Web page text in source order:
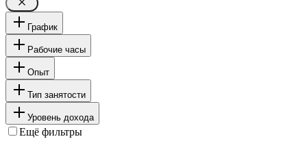
График
Рабочие часы
Опыт
Тип занятости
Уровень дохода
Ещё фильтры